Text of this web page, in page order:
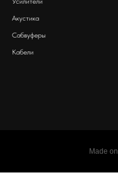
Акустика
Сабвуферы
Кабели
Made on